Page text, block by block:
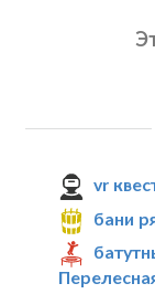
vr
бани